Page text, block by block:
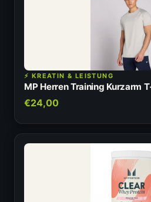
⚡ KREATIN & LEISTUNG
MP Herren Training Kurzarm
€24,00